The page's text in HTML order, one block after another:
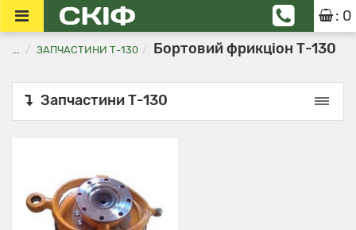
: 0
... ЗАПЧАСТИНИ Т-130 Бортовий фрикціон Т-130
Запчастини Т-130